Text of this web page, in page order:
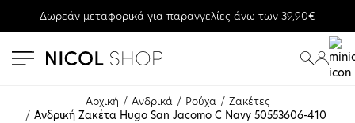
Δωρεάν μεταφορικά για παραγγελίες άνω των 39,90€
Αρχική Ανδρικά Ρούχα
Ζακέτες
Ανδρική Ζακέτα Hugo San Jacomo C Navy 50553606-410